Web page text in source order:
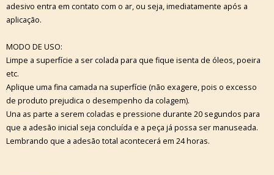
adesivo entra em contato com o ar, ou seja, imediatamente após a
aplicação.
MODO DE USO:
Limpe a superfície a ser colada para que fique isenta de óleos, poeira
etc.
Aplique uma fina camada na superfície (não exagere, pois o excesso
de produto prejudica o desempenho da colagem).
Una as parte a serem coladas e pressione durante 20 segundos para
que a adesão inicial seja concluída e a peça já possa ser manuseada.
Lembrando que a adesão total acontecerá em 24 horas.